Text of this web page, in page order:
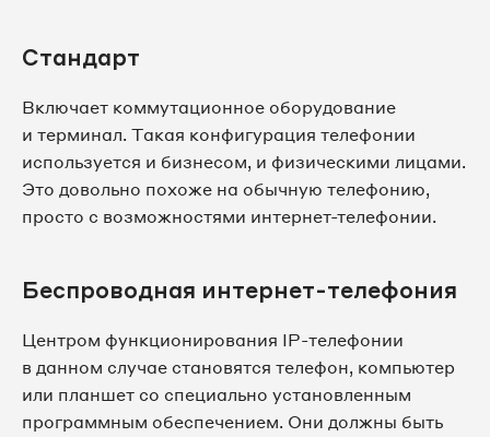
Стандарт
Включает коммутационное оборудование
и терминал. Такая конфигурация телефонии
используется и бизнесом, и физическими лицами.
Это довольно похоже на обычную телефонию,
просто с возможностями интернет-телефонии.
Беспроводная интернет-телефония
Центром функционирования IP-телефонии
в данном случае становятся телефон, компьютер
или планшет со специально установленным
программным обеспечением. Они должны быть